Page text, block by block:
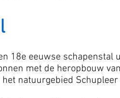
18e eeuwse
met de heropbouw
natuurgebied